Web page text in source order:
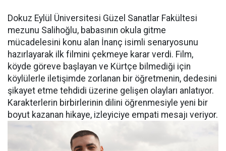
Dokuz Eylül Üniversitesi Güzel Sanatlar Fakültesi
mezunu Salihoğlu, babasının okula gitme
mücadelesini konu alan İnanç isimli senaryosunu
hazırlayarak ilk filmini çekmeye karar verdi. Film,
köyde göreve başlayan ve Kürtçe bilmediği için
köylülerle iletişimde zorlanan bir öğretmenin, dedesini
şikayet etme tehdidi üzerine gelişen olayları anlatıyor.
Karakterlerin birbirlerinin dilini öğrenmesiyle yeni bir
boyut kazanan hikaye, izleyiciye empati mesajı veriyor.